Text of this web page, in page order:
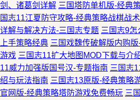
剑、诸葛剑详解 三国塔防单机版-经典
国志11江夏防守攻略-经典策略战棋战
详解与解决方法-三国志专题 三国志9
上手策略经典 三国戏魏传破解版内购
游戏 三国志11扩大地图MOD下载与介
11威力加强版国号汉-专题指南 三国志
绍与玩法指南 三国志13原版-经典策略
官网版-经典策略塔防游戏免费畅玩 三